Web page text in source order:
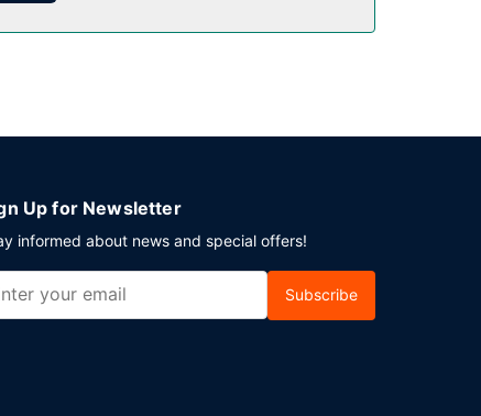
Up for Newsletter
informed about news and special offers!
Subscribe